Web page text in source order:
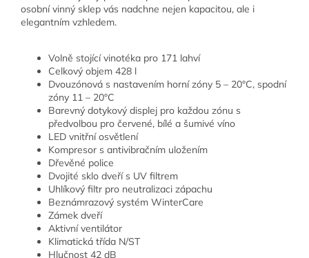
osobní vinný sklep vás nadchne nejen kapacitou, ale i
elegantním vzhledem.
Volně stojící vinotéka pro 171 lahví
Celkový objem 428 l
Dvouzónová s nastavením horní zóny 5 – 20°C, spodní
zóny 11 – 20°C
Barevný dotykový displej pro každou zónu s
předvolbou pro červené, bílé a šumivé víno
LED vnitřní osvětlení
Kompresor s antivibračním uložením
Dřevěné police
Dvojité sklo dveří s UV filtrem
Uhlíkový filtr pro neutralizaci zápachu
Beznámrazový systém WinterCare
Zámek dveří
Aktivní ventilátor
Klimatická třída N/ST
Hlučnost 42 dB